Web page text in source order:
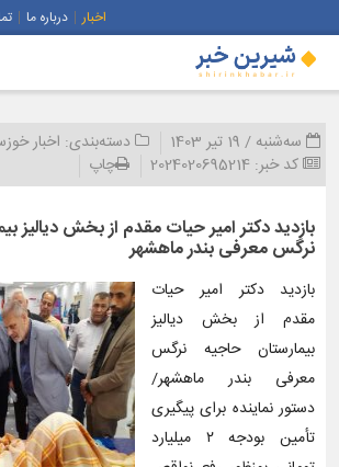
اخبار درباره ما
سه‌شنبه / 19 تیر 1403 دسته‌بندی: اخبار
کد خبر: 2024020695214 چاپ
بازديد دکتر امیر حیات‌ مقدم از بخش دياليز
نرگس معرفی بندر ماهشهر
بازديد دکتر امیر حیات‌
مقدم از بخش دياليز
بيمارستان حاجیه نرگس
معرفی بندر ماهشهر/
دستور نماینده برای پیگیری
تأمین بودجه ۲ میلیارد